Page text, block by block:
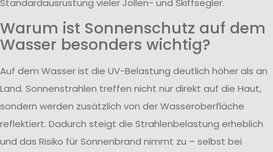
Warum ist Sonnenschutz auf dem
Wasser besonders wichtig?
Auf dem Wasser ist die UV-Belastung deutlich höher als an
Land. Sonnenstrahlen treffen nicht nur direkt auf die Haut,
sondern werden zusätzlich von der Wasseroberfläche
reflektiert. Dadurch steigt die Strahlenbelastung erheblich
und das Risiko für Sonnenbrand nimmt zu – selbst bei